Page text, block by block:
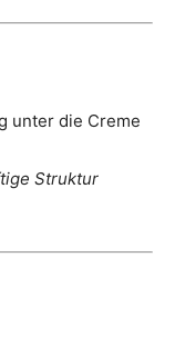
unter die Creme
Struktur